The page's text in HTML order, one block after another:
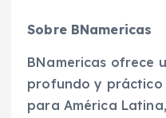
Sobre BNamericas
BNamericas ofrece
profundo y práctico
para América